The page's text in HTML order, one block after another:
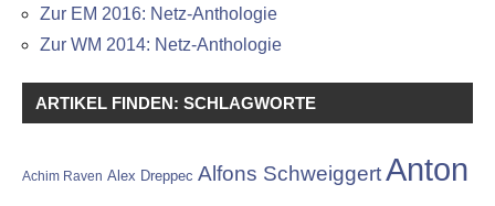
Zur EM 2016: Netz-Anthologie
Zur WM 2014: Netz-Anthologie
ARTIKEL FINDEN: SCHLAGWORTE
Achim Raven Alex Dreppec Alfons SchweiggertAnton